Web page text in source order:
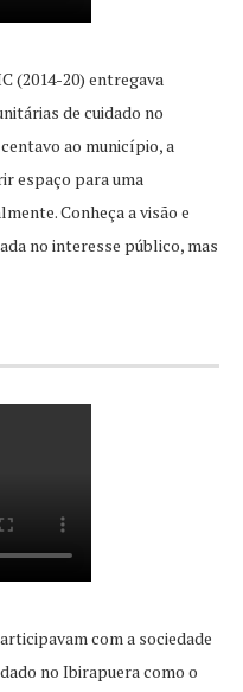
(2014-20) entregava
de cuidado no
ao município, a
espaço para uma
Conheça a visão e
no interesse público, mas
com a sociedade
no Ibirapuera como o